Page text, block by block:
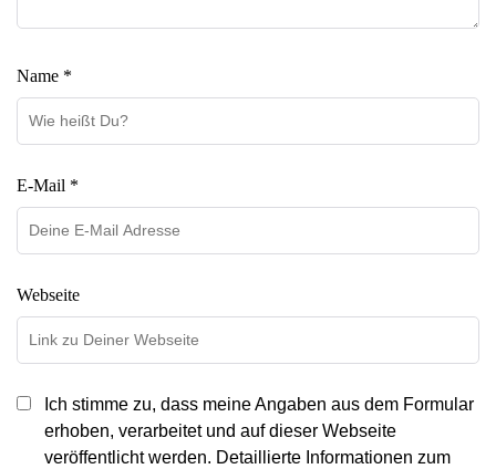
Name *
E-Mail *
Webseite
Ich stimme zu, dass meine Angaben aus dem Formular
erhoben, verarbeitet und auf dieser Webseite
veröffentlicht werden. Detaillierte Informationen zum